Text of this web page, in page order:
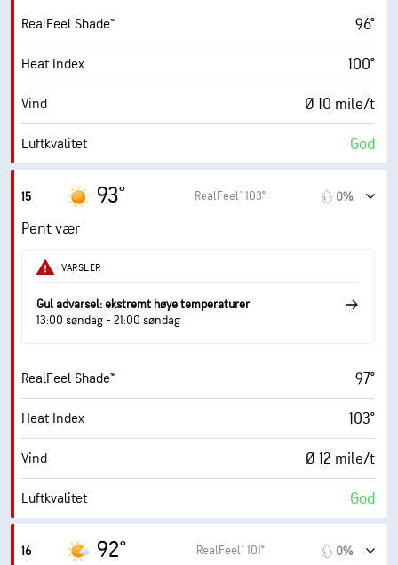
Skydekke 3%
Sikt 10 mi
Skydekke 30000 fot
RealFeel Shade™ 96°
Heat Index 100°
Vind Ø 10 mile/t
Luftkvalitet God
Maks. UV-indeks
Vindkast
Fuktighet
Duggpunkt 73° F
Skydekke 5%
Sikt 10 mi
Skydekke 30000 fot
15 93° RealFeel® 103° 0%
Pent vær
VARSLER
Gul advarsel: ekstremt høye temperaturer
13:00 søndag - 21:00 søndag
RealFeel Shade™ 97°
Heat Index 103°
Vind Ø 12 mile/t
Luftkvalitet God
Maks. UV-indeks
16 92° RealFeel® 101° 0%